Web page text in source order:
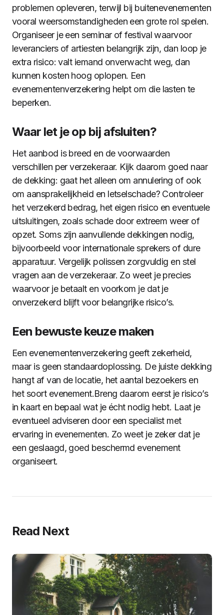
problemen opleveren, terwijl bij buitenevenementen
vooral weersomstandigheden een grote rol spelen.
Organiseer je een seminar of festival waarvoor
leveranciers of artiesten belangrijk zijn, dan loop je
extra risico: valt iemand onverwacht weg, dan
kunnen kosten hoog oplopen. Een
evenementenverzekering helpt om die lasten te
beperken.
Waar let je op bij afsluiten?
Het aanbod is breed en de voorwaarden
verschillen per verzekeraar. Kijk daarom goed naar
de dekking: gaat het alleen om annulering of ook
om aansprakelijkheid en letselschade? Controleer
het verzekerd bedrag, het eigen risico en eventuele
uitsluitingen, zoals schade door extreem weer of
opzet. Soms zijn aanvullende dekkingen nodig,
bijvoorbeeld voor internationale sprekers of dure
apparatuur. Vergelijk polissen zorgvuldig en stel
vragen aan de verzekeraar. Zo weet je precies
waarvoor je betaalt en voorkom je dat je
onverzekerd blijft voor belangrijke risico’s.
Een bewuste keuze maken
Een evenementenverzekering geeft zekerheid,
maar is geen standaardoplossing. De juiste dekking
hangt af van de locatie, het aantal bezoekers en
het soort evenement.Breng daarom eerst je risico’s
in kaart en bepaal wat je écht nodig hebt. Laat je
eventueel adviseren door een specialist met
ervaring in evenementen. Zo weet je zeker dat je
een geslaagd, goed beschermd evenement
organiseert.
Read Next